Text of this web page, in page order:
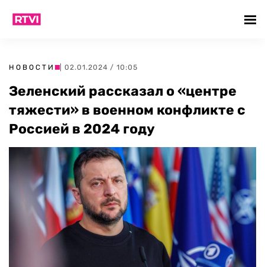
НОВОСТИ | 02.01.2024 / 10:05
Зеленский рассказал о «центре
тяжести» в военном конфликте с
Россией в 2024 году